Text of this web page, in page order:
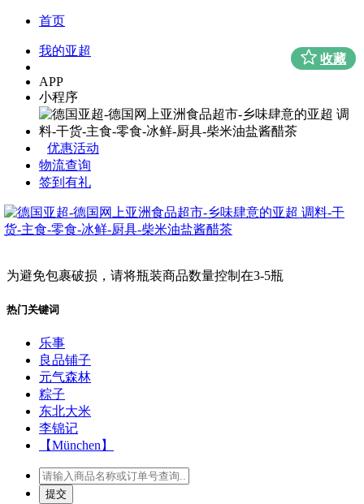
首页
我的亚超
APP
小程序
优惠活动
物流查询
签到有礼
为避免包裹破损，请将瓶装商品数量控制在3-5瓶
热门关键词
乐事
良品铺子
元气森林
粽子
东北大米
李锦记
【München】
收藏